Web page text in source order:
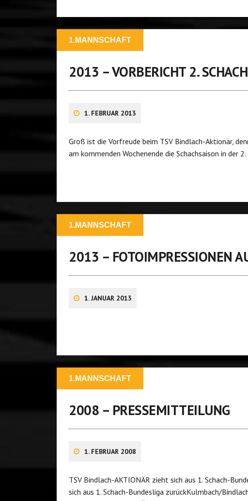
1.MANNSCHAFT
2013 – VORBERICHT 2.
1. FEBRUAR 2013
Groß ist die Vorfreude beim TSV Bindlach-Aktionär,
am kommenden Wochenende die Schachsaison in der
1.MANNSCHAFT
2013 – FOTOIMPRESSIONEN
1. JANUAR 2013
1.MANNSCHAFT
2008 – PRESSEMITTEILUNG
1. FEBRUAR 2008
TSV Bindlach-AKTIONÄR zieht sich aus 1. Schach-
sich aus 1. Schach-Bundesliga zurückKulmbach/